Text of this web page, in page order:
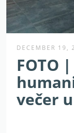
DECEMBER 19,
FOTO
večer